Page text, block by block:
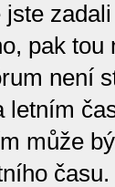
pak
není
letním
může
času.